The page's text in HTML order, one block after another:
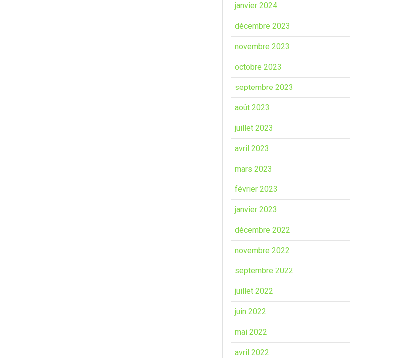
janvier 2024
décembre 2023
novembre 2023
octobre 2023
septembre 2023
août 2023
juillet 2023
avril 2023
mars 2023
février 2023
janvier 2023
décembre 2022
novembre 2022
septembre 2022
juillet 2022
juin 2022
mai 2022
avril 2022